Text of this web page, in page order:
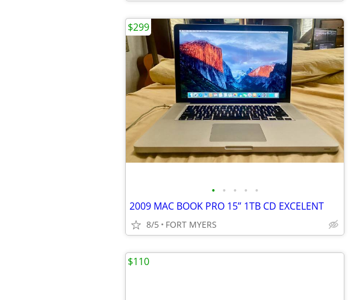
• • • • •
2009 MAC BOOK PRO 15” 1TB CD EXCELENT
8/5 FORT MYERS
$299
$110